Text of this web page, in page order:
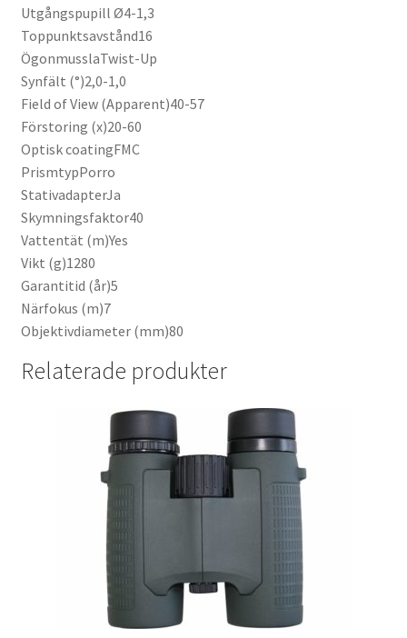
Utgångspupill Ø4-1,3
Toppunktsavstånd16
ÖgonmusslaTwist-Up
Synfält (°)2,0-1,0
Field of View (Apparent)40-57
Förstoring (x)20-60
Optisk coatingFMC
PrismtypPorro
StativadapterJa
Skymningsfaktor40
Vattentät (m)Yes
Vikt (g)1280
Garantitid (år)5
Närfokus (m)7
Objektivdiameter (mm)80
Relaterade produkter